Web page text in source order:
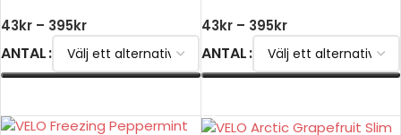
43kr – 395kr
ANTAL
43kr – 395kr
ANTAL